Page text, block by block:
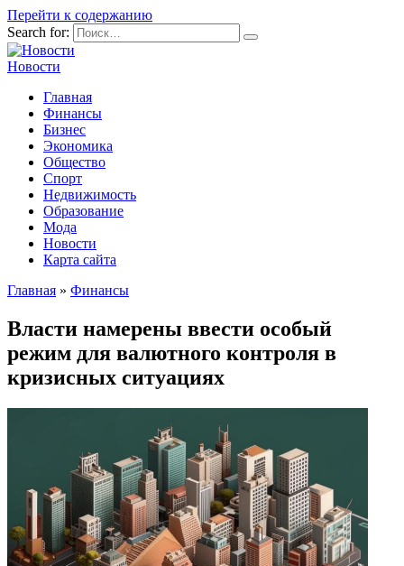
Перейти к содержанию
Search for:
Новости
Главная
Финансы
Бизнес
Экономика
Общество
Спорт
Недвижимость
Образование
Мода
Новости
Карта сайта
Главная » Финансы
Власти намерены ввести особый
режим для валютного контроля в
кризисных ситуациях